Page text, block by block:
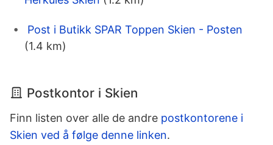
Post i Butikk SPAR Toppen Skien - Posten
(1.4 km)
Postkontor i Skien
Finn listen over alle de andre postkontorene i
Skien ved å følge denne linken.